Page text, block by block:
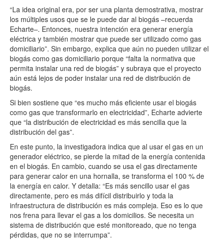
“La idea original era, por ser una planta demostrativa, mostrar
los múltiples usos que se le puede dar al biogás –recuerda
Echarte–. Entonces, nuestra intención era generar energía
eléctrica y también mostrar que puede ser utilizado como gas
domiciliario”. Sin embargo, explica que aún no pueden utilizar el
biogás como gas domiciliario porque “falta la normativa que
permita instalar una red de biogás” y subraya que el proyecto
aún está lejos de poder instalar una red de distribución de
biogás.
Si bien sostiene que “es mucho más eficiente usar el biogás
como gas que transformarlo en electricidad”, Echarte advierte
que “la distribución de electricidad es más sencilla que la
distribución del gas”.
En este punto, la investigadora indica que al usar el gas en un
generador eléctrico, se pierde la mitad de la energía contenida
en el biogás. En cambio, cuando se usa el gas directamente
para generar calor en una hornalla, se transforma el 100 % de
la energía en calor. Y detalla: “Es más sencillo usar el gas
directamente, pero es más difícil distribuirlo y toda la
infraestructura de distribución es más compleja. Eso es lo que
nos frena para llevar el gas a los domicilios. Se necesita un
sistema de distribución que esté monitoreado, que no tenga
pérdidas, que no se interrumpa”.